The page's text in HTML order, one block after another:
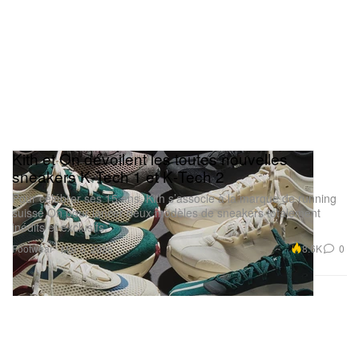
Footwear
Kith et On dévoilent les toutes nouvelles
sneakers K‑Tech 1 et K‑Tech 2
Pour célébrer ses 15 ans, Kith s’associe à la marque de running
suisse On pour lancer deux modèles de sneakers totalement
inédits et exclusifs.
Mar 5, 2026 8.6K 0